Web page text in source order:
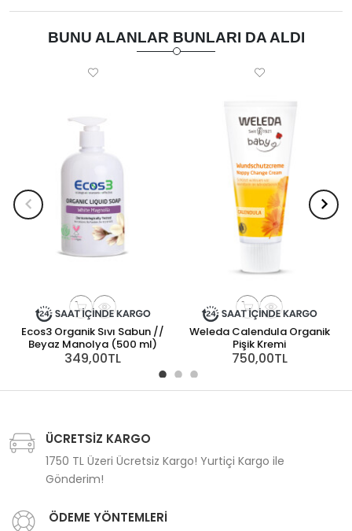
BUNU ALANLAR BUNLARI DA ALDI
Ecos3 Organik Sıvı Sabun //
Beyaz Manolya (500 ml)
349,00TL
Weleda Calendula Organik
Pişik Kremi
750,00TL
ÜCRETSİZ KARGO
1750 TL Üzeri Ücretsiz Kargo! Yurtiçi Kargo ile
Gönderim!
ÖDEME YÖNTEMLERİ